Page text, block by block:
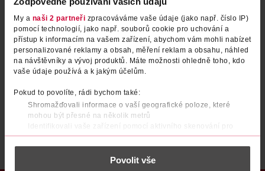
My a naši 2 partneři zpracováváme vaše údaje (jako např. číslo IP)
pomocí technologií, jako např. souborů cookie pro uchování a
přístup k informacím na vašem zařízení, abychom vám mohli nabízet
personalizované reklamy a obsah, měření reklam a obsahu, náhled
na návštěvníky a vývoj produktů. Máte možnosti ohledně toho, kdo
vaše údaje používá a k jakým účelům.
Pokud to povolíte, rádi bychom také:
Shromažďovali informace o vaší geografické poloze, které
mohou být přesné na několik metrů
Identifikovali vaše zařízení pomocí aktivního skenování pro
konkrétní charakteristiky (otisk prstu)
Zjistěte více o tom, jak zpracováváme vaše osobní údaje, a nastavte
části s podrobnostmi . Svůj souhlas můžete kdykoliv
Povolit vše
Po registraci se stáváte členem ROSSMANN CLUBu a můžete čerpat výhody naplno. Zjistit více